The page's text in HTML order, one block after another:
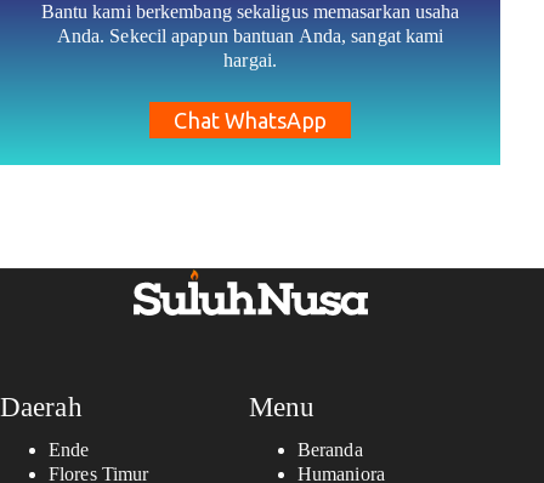
Bantu kami berkembang sekaligus memasarkan usaha
Anda. Sekecil apapun bantuan Anda, sangat kami
hargai.
Chat WhatsApp
Daerah
Ende
Flores Timur
Menu
Beranda
Humaniora